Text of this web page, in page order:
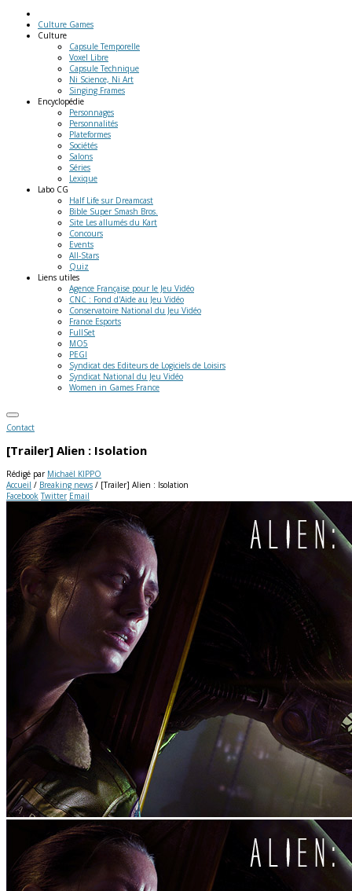
Culture Games
Culture
Capsule Temporelle
Voxel Libre
Capsule Technique
Ni Science, Ni Art
Singing Frames
Encyclopédie
Personnages
Personnalités
Plateformes
Sociétés
Salons
Séries
Lexique
Labo CG
Half Life sur Dreamcast
Bible Super Smash Bros.
Site Les allumés du Kart
Concours
Events
All-Stars
Quiz
Liens utiles
Agence Française pour le Jeu Vidéo
CNC : Fond d'Aide au Jeu Vidéo
Conservatoire National du Jeu Vidéo
France Esports
FullSet
MO5
PEGI
Syndicat des Editeurs de Logiciels de Loisirs
Syndicat National du Jeu Vidéo
Women in Games France
Contact
[Trailer] Alien : Isolation
Rédigé par Michaël KIPPO
Accueil / Breaking news / [Trailer] Alien : Isolation
Facebook Twitter Email